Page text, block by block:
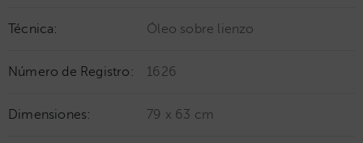
Técnica: Óleo sobre lienzo
Número de Registro: 1626
Dimensiones: 79 x 63 cm